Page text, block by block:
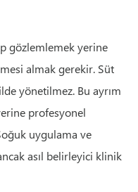
gözlemlemek yerine
almak gerekir. Süt
yönetilmez. Bu ayrım
profesyonel
uygulama ve
asıl belirleyici klinik